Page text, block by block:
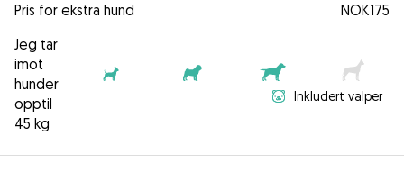
Pris for ekstra hund
NOK175
Jeg tar
imot
hunder
opptil
45 kg
Inkludert valper